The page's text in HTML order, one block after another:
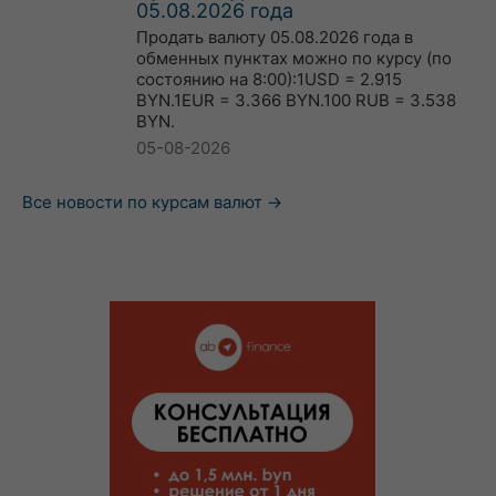
05.08.2026 года
Продать валюту 05.08.2026 года в
обменных пунктах можно по курсу (по
состоянию на 8:00):1USD = 2.915
BYN.1EUR = 3.366 BYN.100 RUB = 3.538
BYN.
05-08-2026
Все новости по курсам валют →